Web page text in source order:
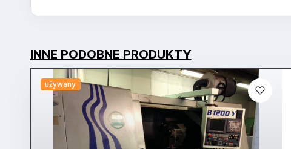
INNE PODOBNE PRODUKTY
używany